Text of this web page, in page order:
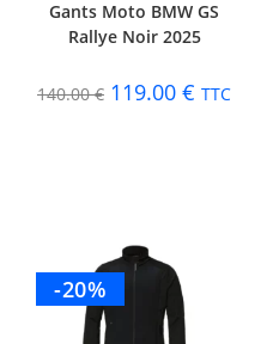
Gants Moto BMW GS
Rallye Noir 2025
140.00€ 119.00 € TTC
-20%